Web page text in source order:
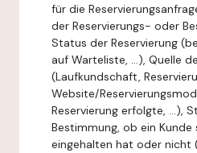
für die
der Reservierungs- oder
Status der Reservierung
auf Warteliste, ...), Quelle
(Laufkundschaft,
Website/
Reservierung erfolgte, ...),
Bestimmung, ob ein Kunde
eingehalten hat oder